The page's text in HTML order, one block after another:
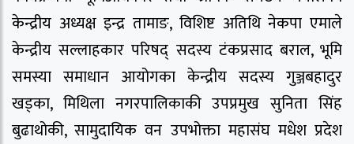
केन्द्रीय अध्यक्ष इन्द्र तामाङ, विशिष्ट अतिथि नेकपा एमाले
केन्द्रीय सल्लाहकार परिषद् सदस्य टंकप्रसाद बराल, भूमि
समस्या समाधान आयोगका केन्द्रीय सदस्य गुञ्जबहादुर
खड्का, मिथिला नगरपालिकाकी उपप्रमुख सुनिता सिंह
बुढाथोकी, सामुदायिक वन उपभोक्ता महासंघ मधेश प्रदेश